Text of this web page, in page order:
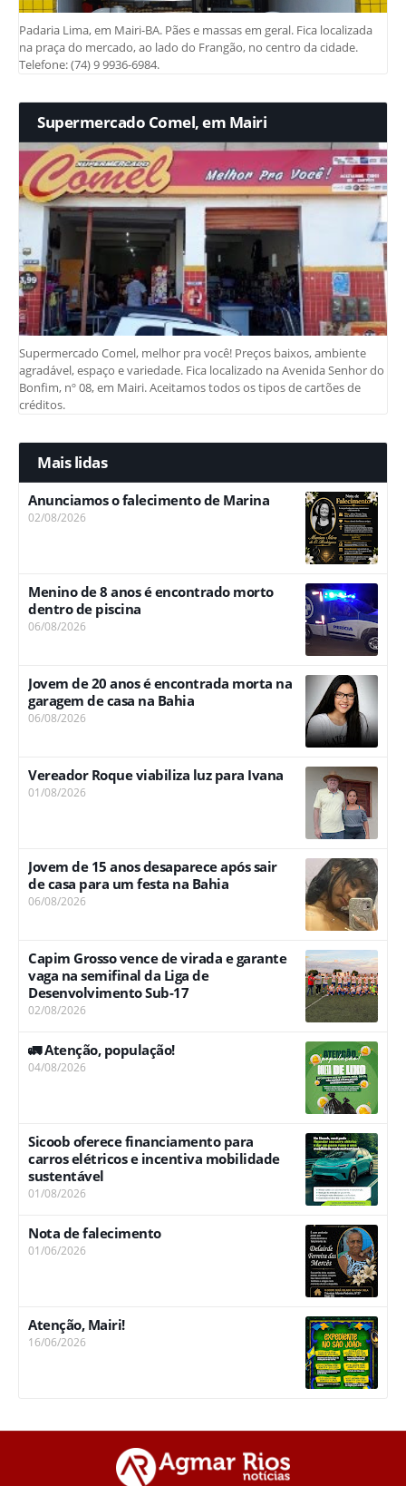
Padaria Lima, em Mairi-BA. Pães e massas em geral. Fica localizada
na praça do mercado, ao lado do Frangão, no centro da cidade.
Telefone: (74) 9 9936-6984.
Supermercado Comel, em Mairi
Supermercado Comel, melhor pra você! Preços baixos, ambiente
agradável, espaço e variedade. Fica localizado na Avenida Senhor do
Bonfim, nº 08, em Mairi. Aceitamos todos os tipos de cartões de
créditos.
Mais lidas
Anunciamos o falecimento de Marina
02/08/2026
Menino de 8 anos é encontrado morto
dentro de piscina
06/08/2026
Jovem de 20 anos é encontrada morta na
garagem de casa na Bahia
06/08/2026
Vereador Roque viabiliza luz para Ivana
01/08/2026
Jovem de 15 anos desaparece após sair
de casa para um festa na Bahia
06/08/2026
Capim Grosso vence de virada e garante
vaga na semifinal da Liga de
Desenvolvimento Sub-17
02/08/2026
🚛 Atenção, população!
04/08/2026
Sicoob oferece financiamento para
carros elétricos e incentiva mobilidade
sustentável
01/08/2026
Nota de falecimento
01/06/2026
Atenção, Mairi!
16/06/2026